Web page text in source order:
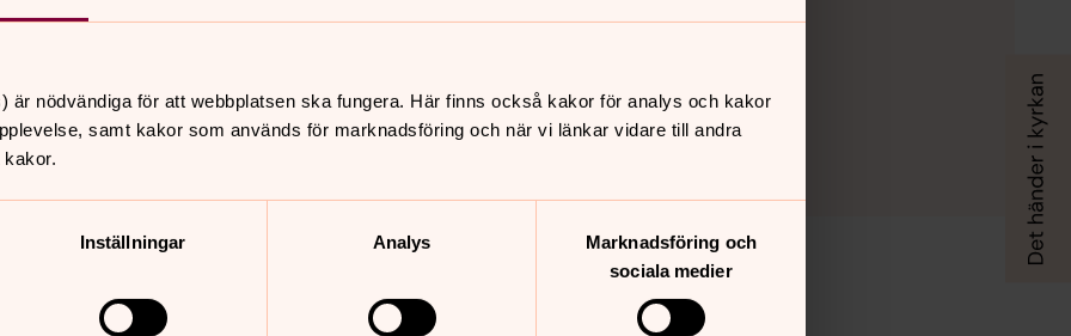
är nödvändiga för att webbplatsen ska fungera. Här finns också kakor för analys och kakor
samt kakor som används för marknadsföring och när vi länkar vidare till andra
Inställningar Analys
Marknadsföring och
sociala medier
mot Svenska kyrkan